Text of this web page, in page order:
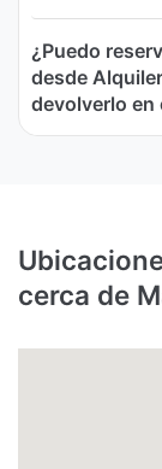
¿Puedo
desde
devolverlo en
cerca de